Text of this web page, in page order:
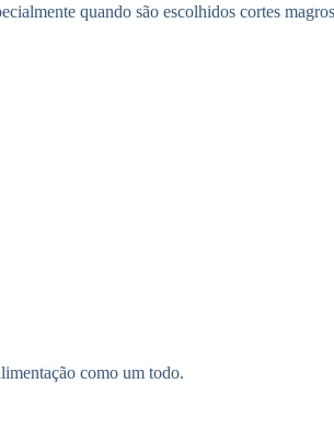
quando são escolhidos cortes
como um todo.